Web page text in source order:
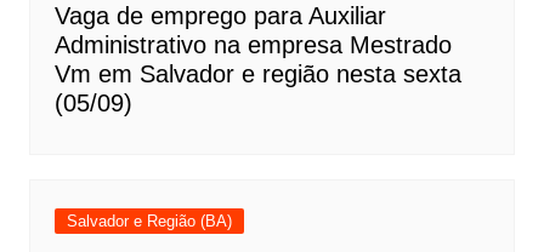
Vaga de emprego para Auxiliar
Administrativo na empresa Mestrado
Vm em Salvador e região nesta sexta
(05/09)
Salvador e Região (BA)